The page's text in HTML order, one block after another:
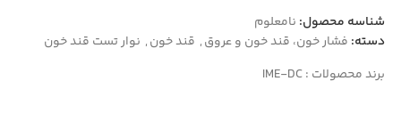
شناسه محصول: نامعلوم
دسته: فشار خون، قند خون و عروق, قند خون, نوار تست قند خون
برند محصولات :IME-DC